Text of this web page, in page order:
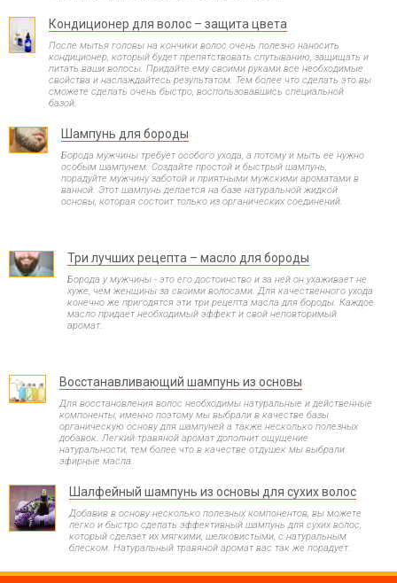
Кондиционер для волос – защита цвета
После мытья головы на кончики волос очень полезно наносить
кондиционер, который будет препятствовать спутыванию, защищать и
питать ваши волосы. Придайте ему своими руками все необходимые
свойства и наслаждайтесь результатом. Тем более что сделать это вы
сможете сделать очень быстро, воспользовавшись специальной
базой.
Шампунь для бороды
Борода мужчины требует особого ухода, а потому и мыть ее нужно
особым шампунем. Создайте простой и быстрый шампунь,
порадуйте мужчину заботой и приятными мужскими ароматами в
ванной. Этот шампунь делается на базе натуральной жидкой
основы, которая состоит только из органических соединений.
Три лучших рецепта – масло для бороды
Борода у мужчины - это его достоинство и за ней он ухаживает не
хуже, чем женщины за своими волосами. Для качественного ухода
конечно же пригодятся эти три рецепта масла для бороды. Каждое
масло придает необходимый эффект и свой неповторимый
аромат.
Восстанавливающий шампунь из основы
Для восстановления волос необходимы натуральные и действенные
компоненты, именно поэтому мы выбрали в качестве базы
органическую основу для шампуней а также несколько полезных
добавок. Легкий травяной аромат дополнит ощущение
натуральности, тем более что в качестве отдушек мы выбрали
эфирные масла.
Шалфейный шампунь из основы для сухих волос
Добавив в основу несколько полезных компонентов, вы можете
легко и быстро сделать эффективный шампунь для сухих волос,
который сделает их мягкими, шелковистыми, с натуральным
блеском. Натуральный травяной аромат вас так же порадует.